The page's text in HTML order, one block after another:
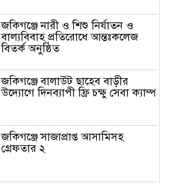
জকিগঞ্জে নারী ও শিশু নির্যাতন ও
বাল্যবিবাহ প্রতিরোধে আন্তঃকলেজ
বিতর্ক অনুষ্ঠিত
জকিগঞ্জে বালাউট ছাহেব বাড়ীর
উদ্যোগে দিনব্যাপী ফ্রি চক্ষু সেবা ক্যাম্প
জকিগঞ্জে সাজাপ্রাপ্ত আসামিসহ
গ্রেফতার ২